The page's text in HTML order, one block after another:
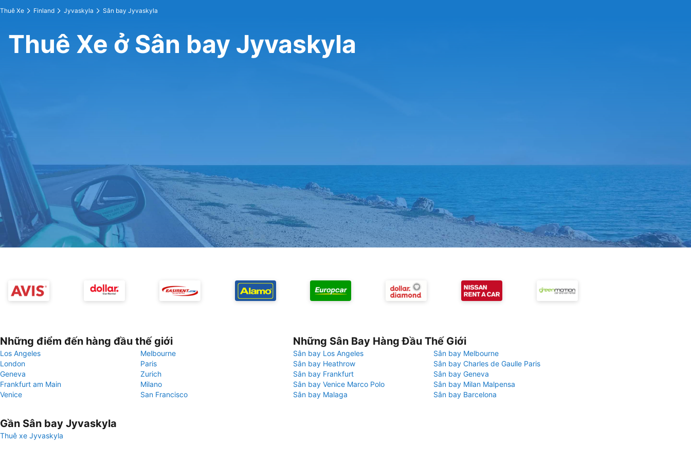
Thuê Xe Finland Jyvaskyla Sân bay Jyvaskyla
Thuê Xe ở Sân bay Jyvaskyla
Những điểm đến hàng đầu thế giới
Los Angeles
Melbourne
London
Paris
Geneva
Zurich
Frankfurt am Main
Milano
Venice
San Francisco
Những Sân Bay Hàng Đầu Thế Giới
Sân bay Los Angeles
Sân bay Melbourne
Sân bay Heathrow
Sân bay Charles de Gaulle Paris
Sân bay Frankfurt
Sân bay Geneva
Sân bay Venice Marco Polo
Sân bay Milan Malpensa
Sân bay Malaga
Sân bay Barcelona
Gần Sân bay Jyvaskyla
Thuê xe Jyvaskyla